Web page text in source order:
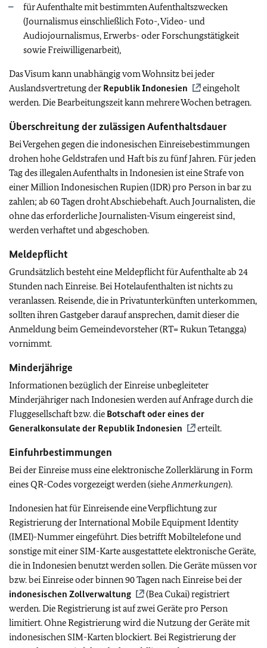
für Aufenthalte mit bestimmten Aufenthaltszwecken
(Journalismus einschließlich Foto-, Video- und
Audiojournalismus,Erwerbs- oder Forschungstätigkeit
sowie Freiwilligenarbeit),
Das Visum kann unabhängig vom Wohnsitz bei jeder
Auslandsvertretung der Republik Indonesien
eingeholt
werden. Die Bearbeitungszeit kann mehrere Wochen betragen.
Überschreitung der zulässigen Aufenthaltsdauer
Bei Vergehen gegen die indonesischen Einreisebestimmungen
drohen hohe Geldstrafen und Haft bis zu fünf Jahren. Für jeden
Tag des illegalen Aufenthalts in Indonesien ist eine Strafe von
einer Million Indonesischen Rupien (IDR) pro Person in bar zu
zahlen; ab 60 Tagen droht Abschiebehaft. Auch Journalisten, die
ohne das erforderliche Journalisten-Visum eingereist sind,
werden verhaftet und abgeschoben.
Meldepflicht
Grundsätzlich besteht eine Meldepflicht für Aufenthalte ab 24
Stunden nach Einreise. Bei Hotelaufenthalten ist nichts zu
veranlassen. Reisende, die in Privatunterkünften unterkommen,
sollten ihren Gastgeber darauf ansprechen, damit dieser die
Anmeldung beim Gemeindevorsteher (RT= Rukun Tetangga)
vornimmt.
Minderjährige
Informationen bezüglich der Einreise unbegleiteter
Minderjähriger nach Indonesien werden auf Anfrage durch die
Fluggesellschaft bzw. die Botschaft oder eines der
Generalkonsulate der Republik Indonesien
erteilt.
Einfuhrbestimmungen
Bei der Einreise muss eine elektronische Zollerklärung in Form
eines QR-Codes vorgezeigt werden (sieheAnmerkungen).
Indonesien hat für Einreisende eine Verpflichtung zur
Registrierung der International Mobile Equipment Identity
(IMEI)-Nummer eingeführt. Dies betrifft Mobiltelefone und
sonstige mit einer SIM-Karte ausgestattete elektronische Geräte,
die in Indonesien benutzt werden sollen. Die Geräte müssen vor
bzw. bei Einreise oder binnen 90 Tagen nach Einreise bei der
indonesischen Zollverwaltung
(Bea Cukai) registriert
werden. Die Registrierung ist auf zwei Geräte pro Person
limitiert. Ohne Registrierung wird die Nutzung der Geräte mit
indonesischen SIM-Karten blockiert. Bei Registrierung der